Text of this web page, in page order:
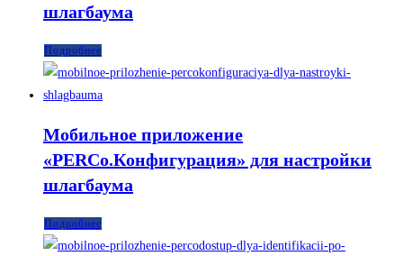
шлагбаума
Подробнее
Мобильное приложение
«PERCo.Конфигурация» для настройки
шлагбаума
Подробнее